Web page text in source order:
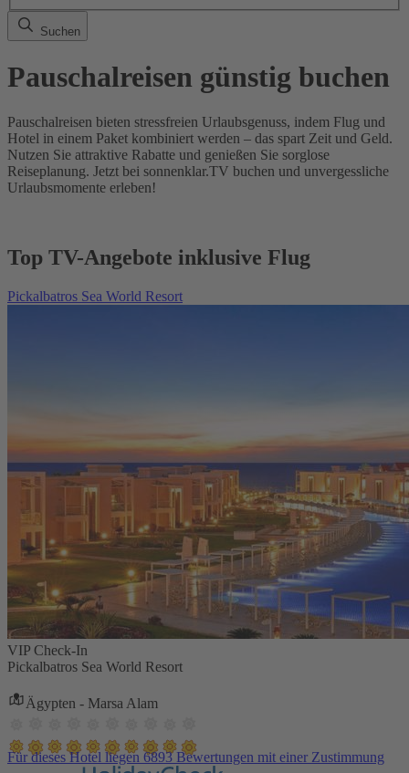
Suchen
Pauschalreisen günstig buchen
Pauschalreisen bieten stressfreien Urlaubsgenuss, indem Flug und
Hotel in einem Paket kombiniert werden – das spart Zeit und Geld.
Nutzen Sie attraktive Rabatte und genießen Sie sorglose
Reiseplanung. Jetzt bei sonnenklar.TV buchen und unvergessliche
Urlaubsmomente erleben!
Top TV-Angebote inklusive Flug
Pickalbatros Sea World Resort
VIP Check-In
Pickalbatros Sea World Resort
Ägypten - Marsa Alam
Für dieses Hotel liegen 6893 Bewertungen mit einer Zustimmung